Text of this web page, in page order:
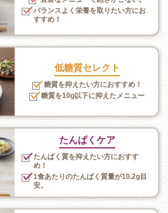
バランスよく栄養を取りたい方にお
すすめ！
低糖質セレクト
糖質を抑えたい方におすすめ！
糖質を10g以下に抑えたメニュー
たんぱくケア
たんぱく質を抑えたい方におすす
め！
1食あたりのたんぱく質量が10.2g目
安。